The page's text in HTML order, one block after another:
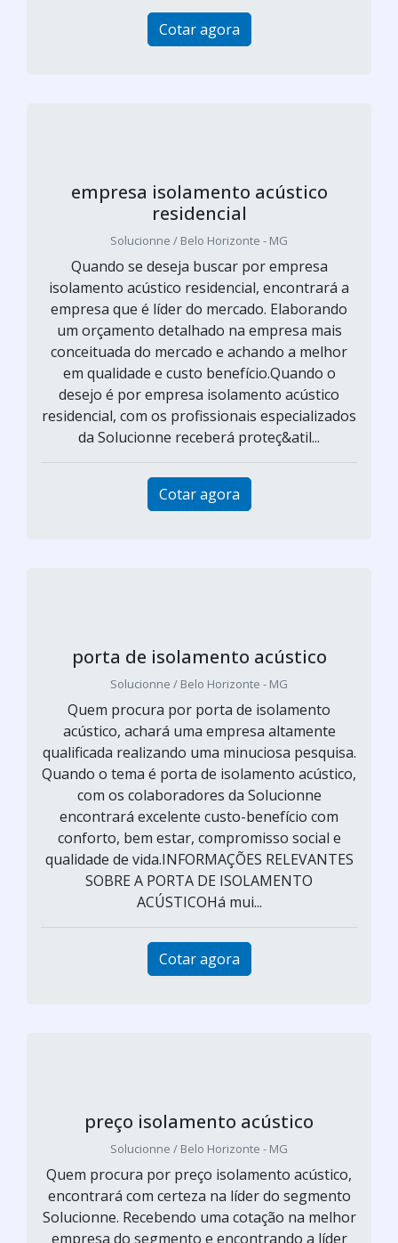
Cotar agora
empresa isolamento acústico
residencial
Solucionne / Belo Horizonte - MG
Quando se deseja buscar por empresa
isolamento acústico residencial, encontrará a
empresa que é líder do mercado. Elaborando
um orçamento detalhado na empresa mais
conceituada do mercado e achando a melhor
em qualidade e custo benefício.Quando o
desejo é por empresa isolamento acústico
residencial, com os profissionais especializados
da Solucionne receberá proteç&atil...
Cotar agora
porta de isolamento acústico
Solucionne / Belo Horizonte - MG
Quem procura por porta de isolamento
acústico, achará uma empresa altamente
qualificada realizando uma minuciosa pesquisa.
Quando o tema é porta de isolamento acústico,
com os colaboradores da Solucionne
encontrará excelente custo-benefício com
conforto, bem estar, compromisso social e
qualidade de vida.INFORMAÇÕES RELEVANTES
SOBRE A PORTA DE ISOLAMENTO
ACÚSTICOHá mui...
Cotar agora
preço isolamento acústico
Solucionne / Belo Horizonte - MG
Quem procura por preço isolamento acústico,
encontrará com certeza na líder do segmento
Solucionne. Recebendo uma cotação na melhor
empresa do segmento e encontrando a líder